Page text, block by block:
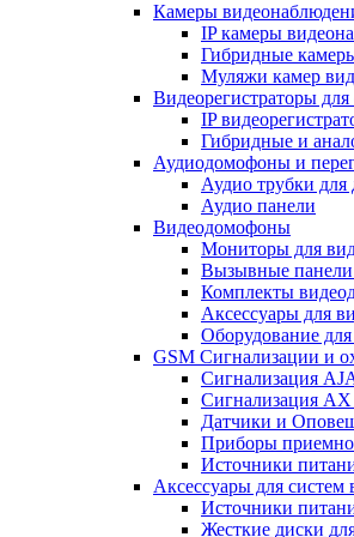
Камеры
IP камеры
Гибридные
Муляжи камер
Видеорегистраторы
IP
Гибридные и
Аудиодомофоны и
Аудио трубки для
Аудио панели
Видеодомофоны
Мониторы для
Вызывные панели
Комплекты
Аксессуары для
Оборудование
GSM Сигнализации и
Сигнализация
Сигнализация AX
Датчики и
Приборы
Источники
Аксессуары для систем
Источники
Жесткие диски